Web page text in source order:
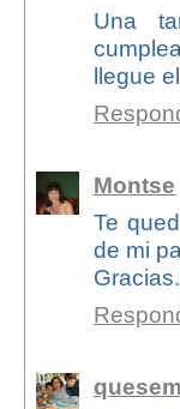
Una
llegue
Montse
Te
de mi